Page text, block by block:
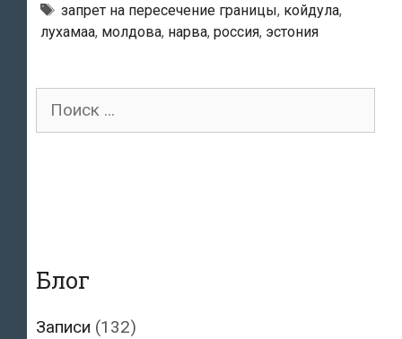
России
за
выходные
Тэги
запрет на пересечение границы, койдула,
лухамаа, молдова, нарва, россия, эстония
Поиск
Блог
Записи (132)